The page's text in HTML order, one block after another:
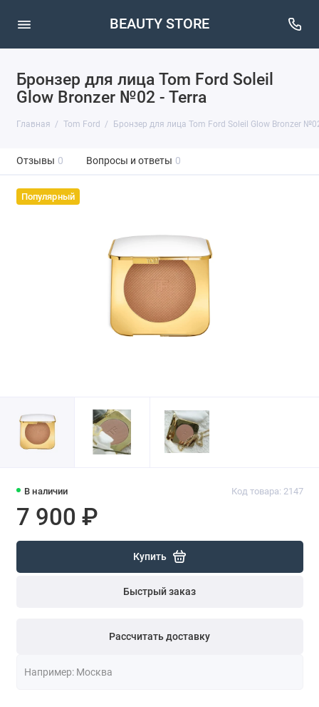
BEAUTY STORE
Бронзер для лица Tom Ford Soleil
Glow Bronzer №02 - Terra
Главная Tom Ford Бронзер для лица Tom Ford Soleil Glow Bronzer
Отзывы 0 Вопросы и ответы 0
Популярный
В наличии Код товара: 2147
7 900 ₽
Купить
Быстрый заказ
Рассчитать доставку